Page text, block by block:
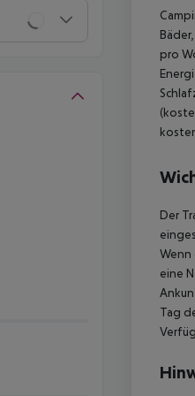
pro
Der
Wenn
eine
Tag